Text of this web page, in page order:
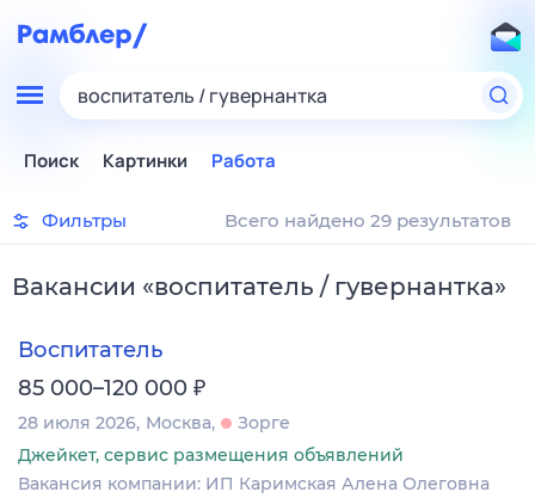
воспитатель / гувернантка
Поиск Картинки Работа
Фильтры Всего найдено 29 результатов
Вакансии «воспитатель / гувернантка»
Воспитатель
85 000–120 000 ₽
28 июля 2026 Москва
Зорге
Джейкет, сервис размещения объявлений
Вакансия компании: ИП Каримская Алена Олеговна